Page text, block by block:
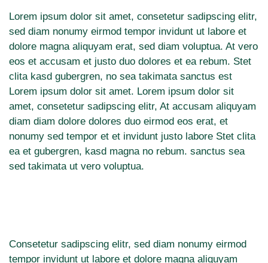
Lorem ipsum dolor sit amet, consetetur sadipscing elitr,
sed diam nonumy eirmod tempor invidunt ut labore et
dolore magna aliquyam erat, sed diam voluptua. At vero
eos et accusam et justo duo dolores et ea rebum. Stet
clita kasd gubergren, no sea takimata sanctus est
Lorem ipsum dolor sit amet. Lorem ipsum dolor sit
amet, consetetur sadipscing elitr, At accusam aliquyam
diam diam dolore dolores duo eirmod eos erat, et
nonumy sed tempor et et invidunt justo labore Stet clita
ea et gubergren, kasd magna no rebum. sanctus sea
sed takimata ut vero voluptua.
Consetetur sadipscing elitr, sed diam nonumy eirmod
tempor invidunt ut labore et dolore magna aliquyam